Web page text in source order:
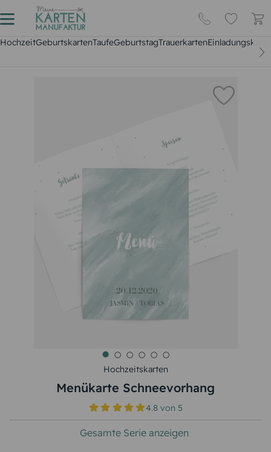
HochzeitGeburtskartenTaufeGeburtstagTrauerkarten
Hochzeitskarten
Menükarte Schneevorhang
4.8 von5
Gesamte Serie anzeigen